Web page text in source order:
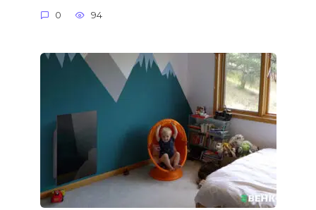
0 94